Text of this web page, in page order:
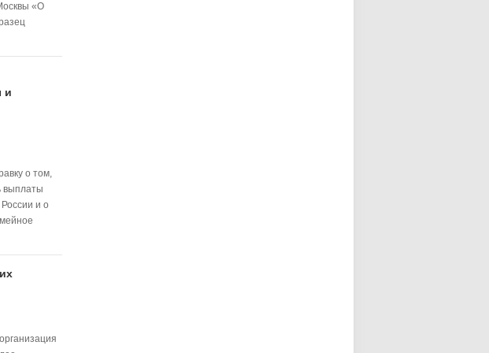
«О
и
о том,
выплаты
и о